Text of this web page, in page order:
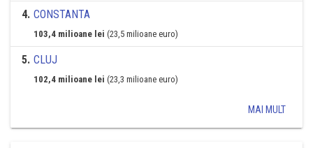
4. CONSTANTA
103,4 milioane lei (23,5 milioane euro)
5. CLUJ
102,4 milioane lei (23,3 milioane euro)
MAI MULT